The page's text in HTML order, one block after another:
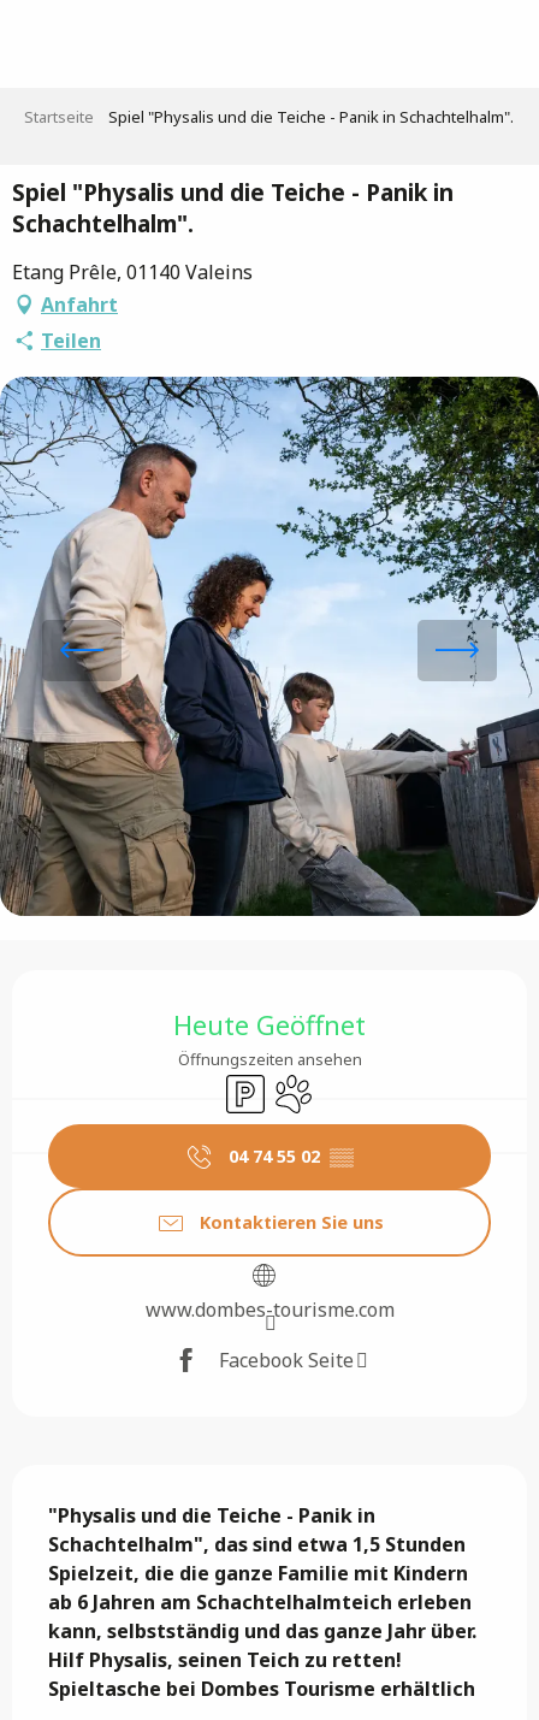
Startseite Spiel "Physalis und die Teiche - Panik in Schachtelhalm".
Spiel "Physalis und die Teiche - Panik in
Schachtelhalm".
Etang Prêle, 01140 Valeins
Anfahrt
Teilen
Heute Geöffnet
Öffnungszeiten ansehen
ParkplatzTiere erlaubt
04 74 55 02 ▒▒
Kontaktieren Sie uns
www.dombes-tourisme.com
Facebook Seite
"Physalis und die Teiche - Panik in
Schachtelhalm", das sind etwa 1,5 Stunden
Spielzeit, die die ganze Familie mit Kindern
ab 6 Jahren am Schachtelhalmteich erleben
kann, selbstständig und das ganze Jahr über.
Hilf Physalis, seinen Teich zu retten!
Spieltasche bei Dombes Tourisme erhältlich